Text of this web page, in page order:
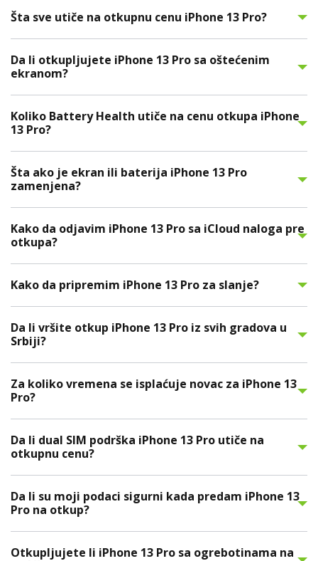
Šta sve utiče na otkupnu cenu iPhone 13 Pro?
Da li otkupljujete iPhone 13 Pro sa oštećenim
ekranom?
Koliko Battery Health utiče na cenu otkupa iPhone
13 Pro?
Šta ako je ekran ili baterija iPhone 13 Pro
zamenjena?
Kako da odjavim iPhone 13 Pro sa iCloud naloga pre
otkupa?
Kako da pripremim iPhone 13 Pro za slanje?
Da li vršite otkup iPhone 13 Pro iz svih gradova u
Srbiji?
Za koliko vremena se isplaćuje novac za iPhone 13
Pro?
Da li dual SIM podrška iPhone 13 Pro utiče na
otkupnu cenu?
Da li su moji podaci sigurni kada predam iPhone 13
Pro na otkup?
Otkupljujete li iPhone 13 Pro sa ogrebotinama na